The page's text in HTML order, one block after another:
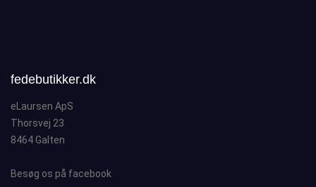
fedebutikker.dk
eLaursen ApS
Thorsvej 23
8464 Galten
Besøg os på facebook